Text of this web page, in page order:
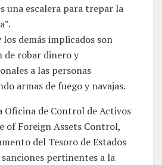
una escalera para trepar la
los demás implicados son
de robar dinero y
a las personas
armas de fuego y navajas.
Oficina de Control de Activos
of Foreign Assets Control,
del Tesoro de Estados
pertinentes a la